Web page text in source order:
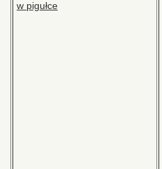
w pigułce